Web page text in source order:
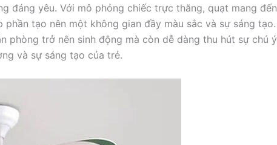
đáng yêu. Với mô phỏng chiếc trực thăng, quạt mang đến
tạo nên một không gian đầy màu sắc và sự sáng tạo.
phòng trở nên sinh động mà còn dễ dàng thu hút sự chú ý
và sự sáng tạo của trẻ.